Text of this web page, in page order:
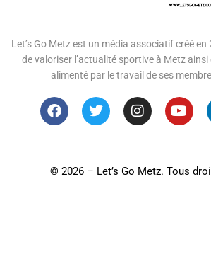
Let’s Go Metz est un média associatif créé
de valoriser l’actualité sportive à Metz ainsi
alimenté par le travail de ses
© 2026 – Let’s Go Metz. Tous